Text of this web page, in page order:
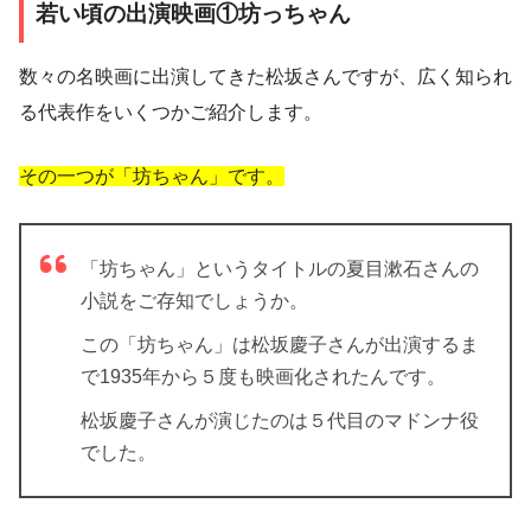
若い頃の出演映画①坊っちゃん
数々の名映画に出演してきた松坂さんですが、広く知られ
る代表作をいくつかご紹介します。
その一つが「坊ちゃん」です。
「坊ちゃん」というタイトルの夏目漱石さんの
小説をご存知でしょうか。
この「坊ちゃん」は松坂慶子さんが出演するま
で1935年から５度も映画化されたんです。
松坂慶子さんが演じたのは５代目のマドンナ役
でした。